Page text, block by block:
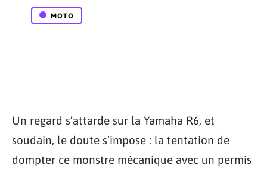
MOTO
Un regard s’attarde sur la Yamaha R6, et
soudain, le doute s’impose : la tentation de
dompter ce monstre mécanique avec un permis